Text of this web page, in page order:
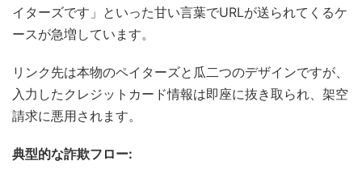
イターズです」といった甘い言葉でURLが送られてくるケ
ースが急増しています。
リンク先は本物のペイターズと瓜二つのデザインですが、
入力したクレジットカード情報は即座に抜き取られ、架空
請求に悪用されます。
典型的な詐欺フロー: